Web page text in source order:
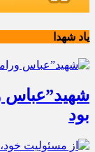
یاد شهدا
شهید”عباس
بود